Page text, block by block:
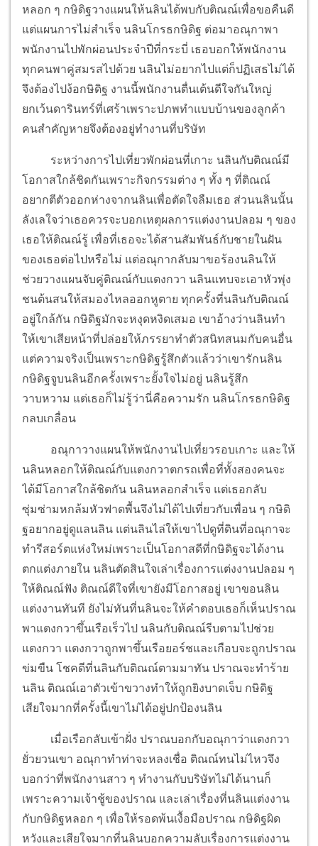
หลอก ๆ กษิดิฐวางแผนให้นลินได้พบกับติณณ์เพื่อขอคืนดี
แต่แผนการไม่สำเร็จ นลินโกรธกษิดิฐ ต่อมาอณุกาพา
พนักงานไปพักผ่อนประจำปีที่กระบี่ เธอบอกให้พนักงาน
ทุกคนพาคู่สมรสไปด้วย นลินไม่อยากไปแต่ก็ปฏิเสธไม่ได้
จึงต้องไปง้อกษิดิฐ งานนี้พนักงานตื่นเต้นดีใจกันใหญ่
ยกเว้นดารินทร์ที่เศร้าเพราะปภพทำแบบบ้านของลูกค้า
คนสำคัญหายจึงต้องอยู่ทำงานที่บริษัท
ระหว่างการไปเที่ยวพักผ่อนที่เกาะ นลินกับติณณ์มี
โอกาสใกล้ชิดกันเพราะกิจกรรมต่าง ๆ ทั้ง ๆ ที่ติณณ์
อยากตีตัวออกห่างจากนลินเพื่อตัดใจลืมเธอ ส่วนนลินนั้น
ลังเลใจว่าเธอควรจะบอกเหตุผลการแต่งงานปลอม ๆ ของ
เธอให้ติณณ์รู้ เพื่อที่เธอจะได้สานสัมพันธ์กับชายในฝัน
ของเธอต่อไปหรือไม่ แต่อณุกากลับมาขอร้องนลินให้
ช่วยวางแผนจับคู่ติณณ์กับแตงกวา นลินแทบจะเอาหัวพุ่ง
ชนต้นสนให้สมองไหลออกหูตาย ทุกครั้งที่นลินกับติณณ์
อยู่ใกล้กัน กษิดิฐมักจะหงุดหงิดเสมอ เขาอ้างว่านลินทำ
ให้เขาเสียหน้าที่ปล่อยให้ภรรยาทำตัวสนิทสนมกับคนอื่น
แต่ความจริงเป็นเพราะกษิดิฐรู้สึกตัวแล้วว่าเขารักนลิน
กษิดิฐจูบนลินอีกครั้งเพราะยั้งใจไม่อยู่ นลินรู้สึก
วาบหวาม แต่เธอก็ไม่รู้ว่านี่คือความรัก นลินโกรธกษิดิฐ
กลบเกลื่อน
อณุกาวางแผนให้พนักงานไปเที่ยวรอบเกาะ และให้
นลินหลอกให้ติณณ์กับแตงกวาตกรถเพื่อที่ทั้งสองคนจะ
ได้มีโอกาสใกล้ชิดกัน นลินหลอกสำเร็จ แต่เธอกลับ
ซุ่มซ่ามหกล้มหัวฟาดพื้นจึงไม่ได้ไปเที่ยวกับเพื่อน ๆ กษิดิ
ฐอยากอยู่ดูแลนลิน แต่นลินไล่ให้เขาไปดูที่ดินที่อณุกาจะ
ทำรีสอร์ตแห่งใหม่เพราะเป็นโอกาสดีที่กษิดิฐจะได้งาน
ตกแต่งภายใน นลินตัดสินใจเล่าเรื่องการแต่งงานปลอม ๆ
ให้ติณณ์ฟัง ติณณ์ดีใจที่เขายังมีโอกาสอยู่ เขาขอนลิน
แต่งงานทันที ยังไม่ทันที่นลินจะให้คำตอบเธอก็เห็นปราณ
พาแตงกวาขึ้นเรือเร็วไป นลินกับติณณ์รีบตามไปช่วย
แตงกวา แตงกวาถูกพาขึ้นเรือยอร์ชและเกือบจะถูกปราณ
ข่มขืน โชคดีที่นลินกับติณณ์ตามมาทัน ปราณจะทำร้าย
นลิน ติณณ์เอาตัวเข้าขวางทำให้ถูกยิงบาดเจ็บ กษิดิฐ
เสียใจมากที่ครั้งนี้เขาไม่ได้อยู่ปกป้องนลิน
เมื่อเรือกลับเข้าฝั่ง ปราณบอกกับอณุกาว่าแตงกวา
ยั่วยวนเขา อณุกาทำท่าจะหลงเชื่อ ติณณ์ทนไม่ไหวจึง
บอกว่าที่พนักงานสาว ๆ ทำงานกับบริษัทไม่ได้นานก็
เพราะความเจ้าชู้ของปราณ และเล่าเรื่องที่นลินแต่งงาน
กับกษิดิฐหลอก ๆ เพื่อให้รอดพ้นเงื้อมือปราณ กษิดิฐผิด
หวังและเสียใจมากที่นลินบอกความลับเรื่องการแต่งงาน